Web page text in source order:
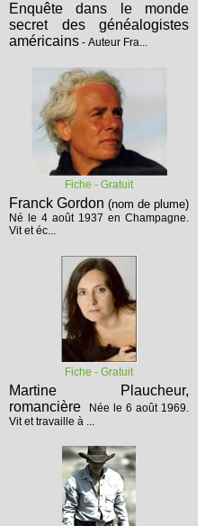
Enquête dans le monde
secret des généalogistes
américains - Auteur Fra...
Fiche - Gratuit
Franck Gordon (nom de plume)
Né le 4 août 1937 en Champagne.
Vit et éc...
Fiche - Gratuit
Martine Plaucheur,
romancière
Née le 6 août 1969.
Vit et travaille à ...